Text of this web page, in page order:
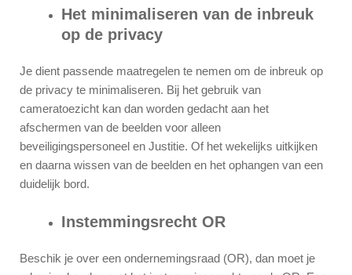
Het minimaliseren van de inbreuk
op de privacy
Je dient passende maatregelen te nemen om de inbreuk op
de privacy te minimaliseren. Bij het gebruik van
cameratoezicht kan dan worden gedacht aan het
afschermen van de beelden voor alleen
beveiligingspersoneel en Justitie. Of het wekelijks uitkijken
en daarna wissen van de beelden en het ophangen van een
duidelijk bord.
Instemmingsrecht OR
Beschik je over een ondernemingsraad (OR), dan moet je